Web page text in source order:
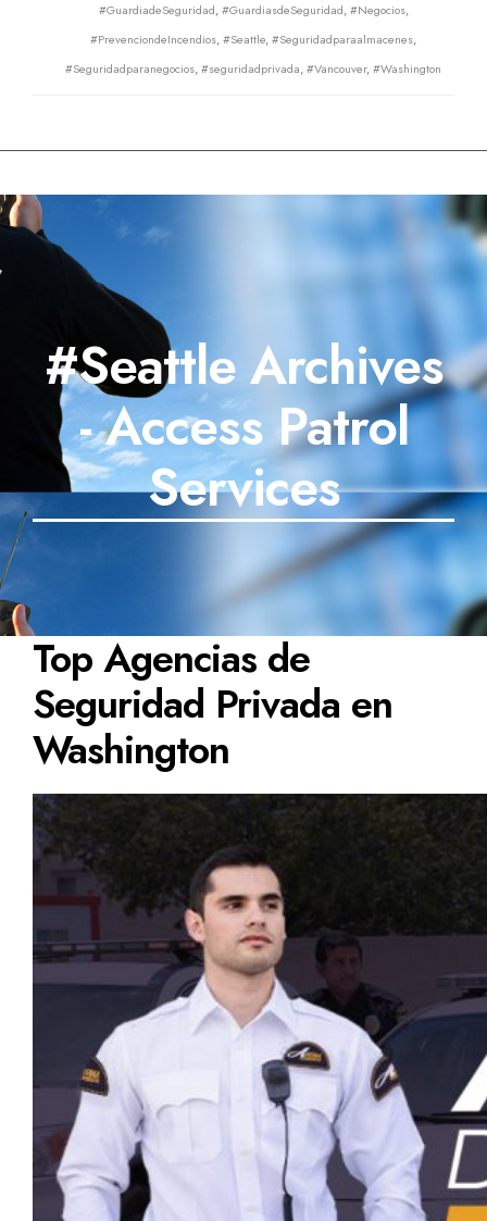
#GuardiadeSeguridad,#GuardiasdeSeguridad,#Negocios,
#PrevenciondeIncendios,#Seattle,#Seguridadparaalmacenes,
#Seguridadparanegocios,#seguridadprivada,#Vancouver,#Washington
#Seattle Archives
- Access Patrol
Services
Top Agencias de
Seguridad Privada en
Washington